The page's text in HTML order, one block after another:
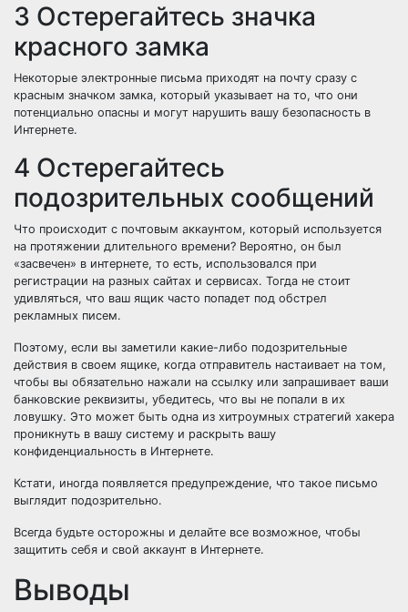
3 Остерегайтесь значка
красного замка
Некоторые электронные письма приходят на почту сразу с
красным значком замка, который указывает на то, что они
потенциально опасны и могут нарушить вашу безопасность в
Интернете.
4 Остерегайтесь
подозрительных сообщений
Что происходит с почтовым аккаунтом, который используется
на протяжении длительного времени? Вероятно, он был
«засвечен» в интернете, то есть, использовался при
регистрации на разных сайтах и сервисах. Тогда не стоит
удивляться, что ваш ящик часто попадет под обстрел
рекламных писем.
Поэтому, если вы заметили какие-либо подозрительные
действия в своем ящике, когда отправитель настаивает на том,
чтобы вы обязательно нажали на ссылку или запрашивает ваши
банковские реквизиты, убедитесь, что вы не попали в их
ловушку. Это может быть одна из хитроумных стратегий хакера
проникнуть в вашу систему и раскрыть вашу
конфиденциальность в Интернете.
Кстати, иногда появляется предупреждение, что такое письмо
выглядит подозрительно.
Всегда будьте осторожны и делайте все возможное, чтобы
защитить себя и свой аккаунт в Интернете.
Выводы